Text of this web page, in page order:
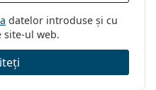
datelor introduse și cu
ul web.